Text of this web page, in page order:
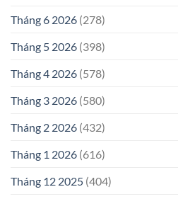
Tháng 6 2026 (278)
Tháng 5 2026 (398)
Tháng 4 2026 (578)
Tháng 3 2026 (580)
Tháng 2 2026 (432)
Tháng 1 2026 (616)
Tháng 12 2025 (404)